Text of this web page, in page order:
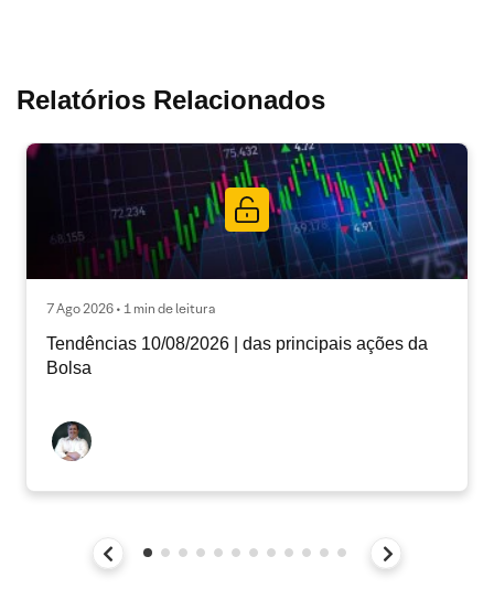
Relatórios Relacionados
7 Ago 2026 • 1 min de leitura
Tendências 10/08/2026 | das principais ações da
Bolsa